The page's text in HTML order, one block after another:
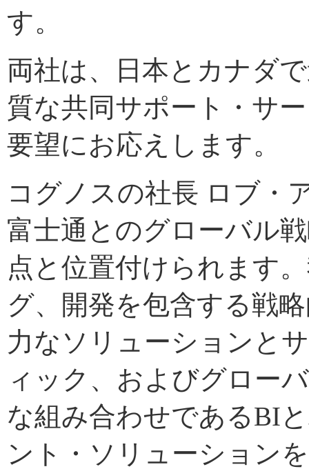
す。
両社は、日本とカナダ
質な共同サポート・サ
要望にお応えします。
コグノスの社長 ロブ・
富士通とのグローバル
点と位置付けられます
グ、開発を包含する戦
力なソリューションと
ィック、およびグロー
な組み合わせであるBI
ント・ソリューション